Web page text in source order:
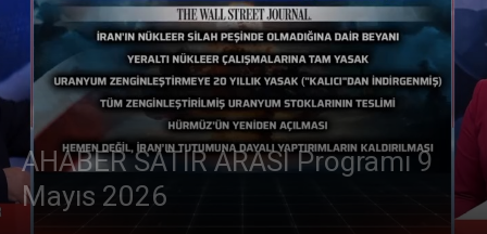
AHABER SATIR ARASI Programı 9
Mayıs 2026